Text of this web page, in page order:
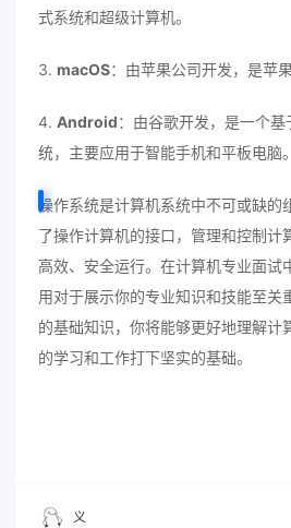
式系统和超级计算机。
3. macOS：由苹果公司开发，是苹
4. Android：由谷歌开发，是一个
统，主要应用于智能手机和平板电脑。
操作系统是计算机系统中不可或缺
了操作计算机的接口，管理和控制计
高效、安全运行。在计算机专业面试
用对于展示你的专业知识和技能至关
的基础知识，你将能够更好地理解计
的学习和工作打下坚实的基础。
义